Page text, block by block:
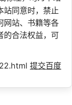
站同意时，禁止
网站、书籍等各
的合法权益，可
提交百度